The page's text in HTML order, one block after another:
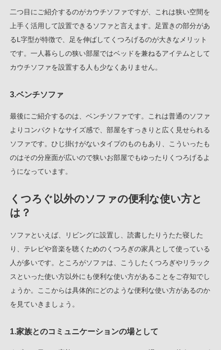
二つ目にご紹介するのがカウチソファですが、これは狭い空間を
上手く活用して設置できるソファと言えます。足置きの部分があ
るL字型が特徴で、足を伸ばしてくつろげるのが大きなメリット
です。一人暮らしの狭い部屋ではベッドを兼ねるアイテムとして
カウチソファを設置する人も少なくありません。
3.ベンチソファ
最後にご紹介するのは、ベンチソファです。これは普通のソファ
よりコンパクトなサイズ感で、部屋をすっきりと広く見せられる
ソファです。ひじ掛けがないタイプのものもあり、こういったも
のはその分座面が広いので狭いお部屋でもゆったりくつろげるよ
うになっています。
くつろぐ以外のソファの便利な使い方と
は？
ソファといえば、リビングに設置し、読書したりうたた寝した
り、テレビや音楽を聴くためのくつろぎの家具として使っている
人が多いです。ところがソファは、こうしたくつろぎやリラック
スといった使い方以外にも便利な使い方があることをご存知でし
ょうか。ここからは具体的にどのような便利な使い方があるのか
を見ていきましょう。
1.家族とのコミュニケーションの場として